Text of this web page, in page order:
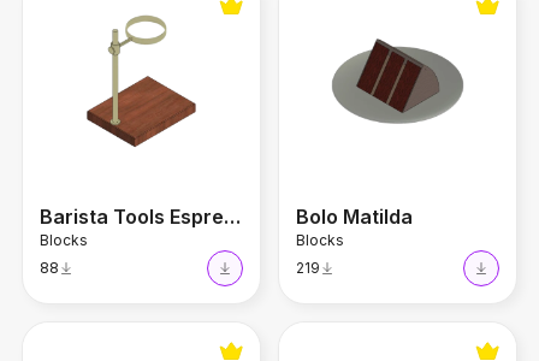
Barista Tools Espresso
Blocks
88
Bolo Matilda
Blocks
219